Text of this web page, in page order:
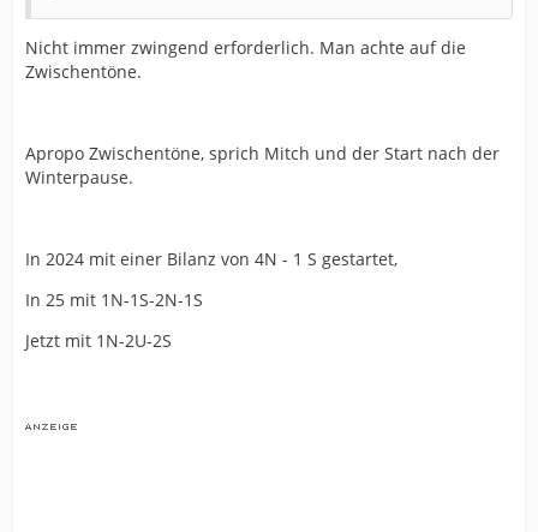
Nicht immer zwingend erforderlich. Man achte auf die
Zwischentöne.
Apropo Zwischentöne, sprich Mitch und der Start nach der
Winterpause.
In 2024 mit einer Bilanz von 4N - 1 S gestartet,
In 25 mit 1N-1S-2N-1S
Jetzt mit 1N-2U-2S